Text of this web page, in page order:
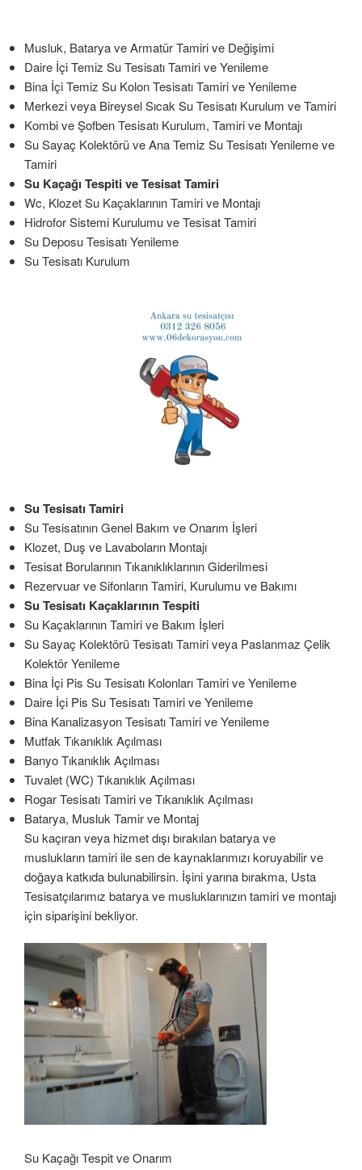
Musluk, Batarya ve Armatür Tamiri ve Değişimi
Daire İçi Temiz Su Tesisatı Tamiri ve Yenileme
Bina İçi Temiz Su Kolon Tesisatı Tamiri ve Yenileme
Merkezi veya Bireysel Sıcak Su Tesisatı Kurulum ve Tamiri
Kombi ve Şofben Tesisatı Kurulum, Tamiri ve Montajı
Su Sayaç Kolektörü ve Ana Temiz Su Tesisatı Yenileme ve
Tamiri
Su Kaçağı Tespiti ve Tesisat Tamiri
Wc, Klozet Su Kaçaklarının Tamiri ve Montajı
Hidrofor Sistemi Kurulumu ve Tesisat Tamiri
Su Deposu Tesisatı Yenileme
Su Tesisatı Kurulum
Su Tesisatı Tamiri
Su Tesisatının Genel Bakım ve Onarım İşleri
Klozet, Duş ve Lavaboların Montajı
Tesisat Borularının Tıkanıklıklarının Giderilmesi
Rezervuar ve Sifonların Tamiri, Kurulumu ve Bakımı
Su Tesisatı Kaçaklarının Tespiti
Su Kaçaklarının Tamiri ve Bakım İşleri
Su Sayaç Kolektörü Tesisatı Tamiri veya Paslanmaz Çelik
Kolektör Yenileme
Bina İçi Pis Su Tesisatı Kolonları Tamiri ve Yenileme
Daire İçi Pis Su Tesisatı Tamiri ve Yenileme
Bina Kanalizasyon Tesisatı Tamiri ve Yenileme
Mutfak Tıkanıklık Açılması
Banyo Tıkanıklık Açılması
Tuvalet (WC) Tıkanıklık Açılması
Rogar Tesisatı Tamiri ve Tıkanıklık Açılması
Batarya, Musluk Tamir ve Montaj
Su kaçıran veya hizmet dışı bırakılan batarya ve
muslukların tamiri ile sen de kaynaklarımızı koruyabilir ve
doğaya katkıda bulunabilirsin. İşini yarına bırakma, Usta
Tesisatçılarımız batarya ve musluklarınızın tamiri ve montajı
için siparişini bekliyor.
Su Kaçağı Tespit ve Onarım